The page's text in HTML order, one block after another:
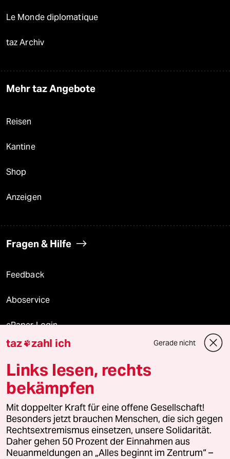
Le Monde diplomatique
taz Archiv
Mehr taz Angebote
Reisen
Kantine
Shop
Anzeigen
Fragen & Hilfe
Feedback
Aboservice
ePaper Login
Downloads für Abonnierende
© 2026 taz Verlags und Vertriebs GmbH
Alle Rechte vorbehalten. Bei rechtlichen Fragen oder für Genehmigungen
wenden Sie sich bitte an
lizenzen@taz.de
Feedback Redaktionsstatut Kommune-Richtlinien
taz zahl ich Gerade nicht
Links lesen, rechts
bekämpfen
Mit doppelter Kraft für eine offene Gesellschaft!
Besonders jetzt brauchen Menschen, die sich gegen
Rechtsextremismus einsetzen, unsere Solidarität.
Daher gehen 50 Prozent der Einnahmen aus
Neuanmeldungen an „Alles beginnt im Zentrum“ –